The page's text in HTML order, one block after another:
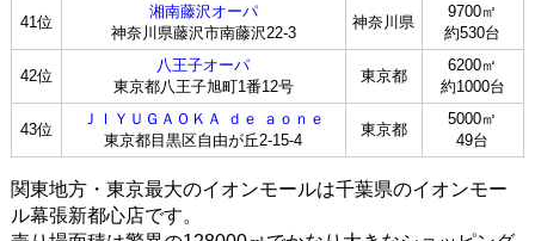
41位
湘南藤沢オーパ
神奈川県藤沢市南藤沢22-3
神奈川県
9700㎡
約530台
42位
八王子オーパ
東京都八王子旭町1番12号
東京都
6200㎡
約1000台
43位
ＪＩＹＵＧＡＯＫＡ ｄｅ ａｏｎｅ
東京都目黒区自由が丘2-15-4
東京都
5000㎡
49台
関東地方・東京最大のイオンモールは千葉県のイオンモー
ル幕張新都心店です。